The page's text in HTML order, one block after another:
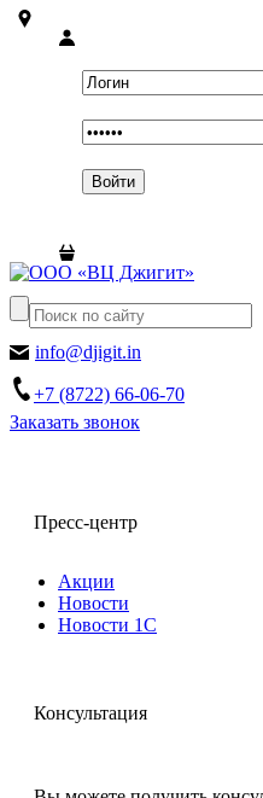
info@djigit.in
+7 (8722) 66-06-70
Заказать звонок
Пресс-центр
Акции
Новости
Новости 1С
Консультация